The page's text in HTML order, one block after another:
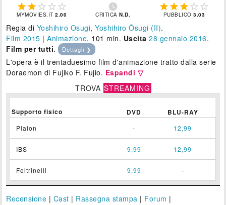
    
MYMOVIES.IT2.00

CRITICAN.D.
    
PUBBLICO3.03
Regia di Yoshihiro Osugi,Yoshihiro Ôsugi (II).
Film 2015 |Animazione, 101 min. Uscita 28 gennaio 2016.
Film per tutti. Dettagli ❯
L'opera è il trentaduesimo film d'animazione tratto dalla serie
Doraemon di Fujiko F. Fujio. Espandi ▽
TROVA STREAMING
Supporto fisico DVD BLU-RAY
Plaion - 12,99
IBS 9,99 12,99
Feltrinelli 9,99 -
Recensione | Cast | Rassegna stampa | Forum |